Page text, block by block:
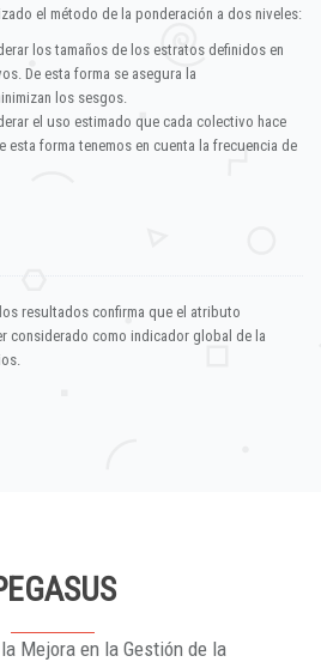
el método de la ponderación a dos niveles:
los tamaños de los estratos definidos en
De esta forma se asegura la
los sesgos.
el uso estimado que cada colectivo hace
esta forma tenemos en cuenta la frecuencia de
resultados confirma que el atributo
considerado como indicador global de la
Mejora en la Gestión de la